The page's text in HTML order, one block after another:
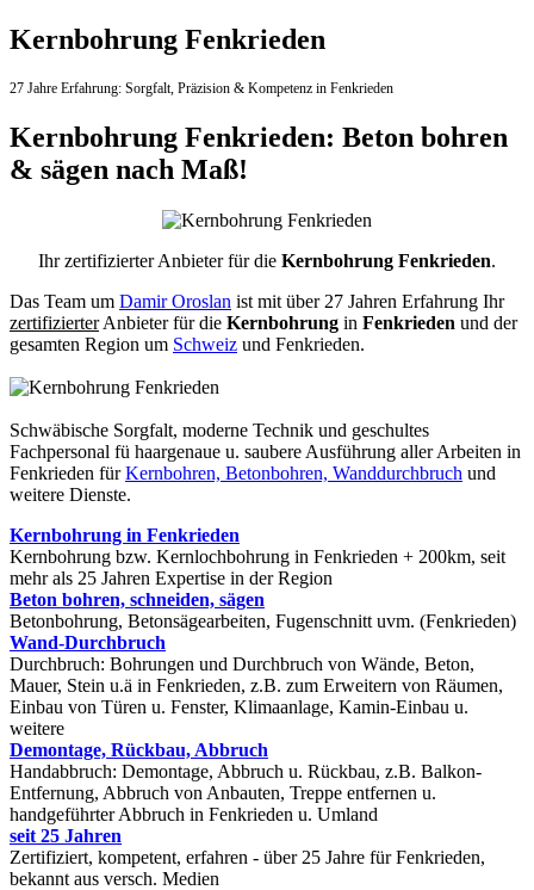
Kernbohrung Fenkrieden
27 Jahre Erfahrung: Sorgfalt, Präzision & Kompetenz in Fenkrieden
Kernbohrung Fenkrieden: Beton bohren
& sägen nach Maß!
Ihr zertifizierter Anbieter für die Kernbohrung Fenkrieden.
Das Team um Damir Oroslan ist mit über 27 Jahren Erfahrung Ihr
zertifizierterAnbieter für die Kernbohrung in Fenkrieden und der
gesamten Region um Schweiz und Fenkrieden.
Schwäbische Sorgfalt, moderne Technik und geschultes
Fachpersonal fü haargenaue u. saubere Ausführung aller Arbeiten in
Fenkrieden fürKernbohren, Betonbohren, Wanddurchbruch und
weitere Dienste.
Kernbohrung in Fenkrieden
Kernbohrung bzw. Kernlochbohrung in Fenkrieden + 200km, seit
mehr als 25 Jahren Expertise in der Region
Beton bohren, schneiden, sägen
Betonbohrung, Betonsägearbeiten, Fugenschnitt uvm. (Fenkrieden)
Wand-Durchbruch
Durchbruch: Bohrungen und Durchbruch von Wände, Beton,
Mauer, Stein u.ä in Fenkrieden, z.B. zum Erweitern von Räumen,
Einbau von Türen u. Fenster, Klimaanlage, Kamin-Einbau u.
weitere
Demontage, Rückbau, Abbruch
Handabbruch: Demontage, Abbruch u. Rückbau, z.B. Balkon-
Entfernung, Abbruch von Anbauten, Treppe entfernen u.
handgeführter Abbruch in Fenkrieden u. Umland
seit 25 Jahren
Zertifiziert, kompetent, erfahren - über 25 Jahre für Fenkrieden,
bekannt aus versch. Medien